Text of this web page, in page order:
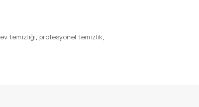
ev temizliği, profesyonel temizlik,